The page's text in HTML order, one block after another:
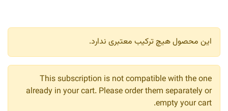
این محصول هیچ ترکیب معتبری ندارد.
This subscription is not compatible with the one
already in your cart. Please order them separately or
empty your cart.